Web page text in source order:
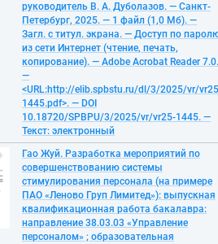
руководитель В. А. Дуболазов. — Санкт-
Петербург, 2025. — 1 файл (1,0 Мб). —
Загл. с титул. экрана. — Доступ по
из сети Интернет (чтение, печать,
копирование). — Adobe Acrobat Reader 7.0.
—
<URL:http://elib.spbstu.ru/dl/3/2025/vr/
1445.pdf>. — DOI
10.18720/SPBPU/3/2025/vr/vr25-1445. —
Текст: электронный
Гао Жуй. Разработка мероприятий по
совершенствованию системы
стимулирования персонала (на примере
ПАО «Леново Груп Лимитед»): выпускная
квалификационная работа бакалавра:
направление 38.03.03 «Управление
персоналом» ; образовательная